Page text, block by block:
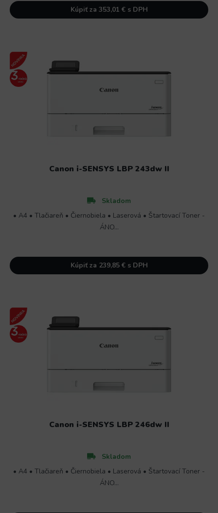
Kúpiť za 353,01 € s DPH
Canon i-SENSYS LBP 243dw II
Skladom
• A4 • Tlačiareň • Čiernobiela • Laserová • Štartovací Toner -
ÁNO...
Kúpiť za 239,85 € s DPH
Canon i-SENSYS LBP 246dw II
Skladom
• A4 • Tlačiareň • Čiernobiela • Laserová • Štartovací Toner -
ÁNO...